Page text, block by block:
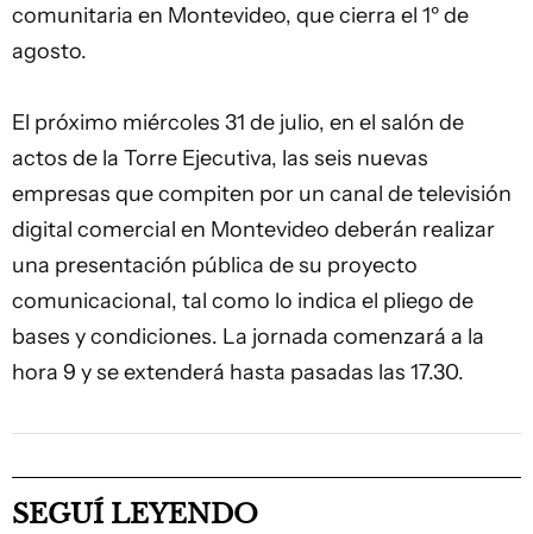
comunitaria en Montevideo, que cierra el 1º de
agosto.
El próximo miércoles 31 de julio, en el salón de
actos de la Torre Ejecutiva, las seis nuevas
empresas que compiten por un canal de televisión
digital comercial en Montevideo deberán realizar
una presentación pública de su proyecto
comunicacional, tal como lo indica el pliego de
bases y condiciones. La jornada comenzará a la
hora 9 y se extenderá hasta pasadas las 17.30.
SEGUÍ LEYENDO